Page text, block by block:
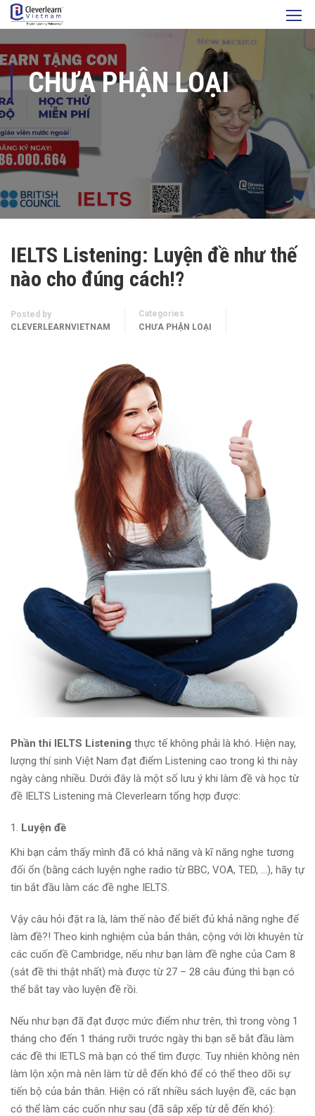
CHƯA PHẬN LOẠI
IELTS Listening: Luyện đề như thế
nào cho đúng cách!?
Posted by
CLEVERLEARNVIETNAM
Categories
CHƯA PHẬN LOẠI
Phần thi IELTS Listening thực tế không phải là khó. Hiện nay,
lượng thí sinh Việt Nam đạt điểm Listening cao trong kì thi này
ngày càng nhiều. Dưới đây là một số lưu ý khi làm đề và học từ
đề IELTS Listening mà Cleverlearn tổng hợp được:
Luyện đề
Khi bạn cảm thấy mình đã có khả năng và kĩ năng nghe tương
đối ổn (bằng cách luyện nghe radio từ BBC, VOA, TED, …), hãy tự
tin bắt đầu làm các đề nghe IELTS.
Vậy câu hỏi đặt ra là, làm thế nào để biết đủ khả năng nghe để
làm đề?! Theo kinh nghiệm của bản thân, cộng với lời khuyên từ
các cuốn đề Cambridge, nếu như bạn làm đề nghe của Cam 8
(sát đề thi thật nhất) mà được từ 27 – 28 câu đúng thì bạn có
thể bắt tay vào luyện đề rồi.
Nếu như bạn đã đạt được mức điểm như trên, thì trong vòng 1
tháng cho đến 1 tháng rưỡi trước ngày thi bạn sẽ bắt đầu làm
các đề thi IETLS mà bạn có thể tìm được. Tuy nhiên không nên
làm lộn xộn mà nên làm từ dễ đến khó để có thể theo dõi sự
tiến bộ của bản thân. Hiện có rất nhiều sách luyện đề, các bạn
có thể làm các cuốn như sau (đã sắp xếp từ dễ đến khó):